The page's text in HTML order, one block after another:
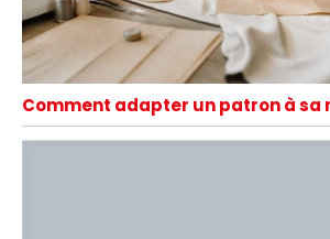
Comment adapter un patron à sa